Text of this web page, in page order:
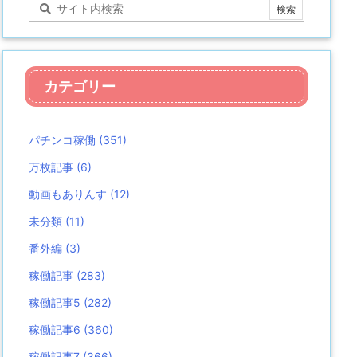
カテゴリー
パチンコ稼働 (351)
万枚記事 (6)
動画もありんす (12)
未分類 (11)
番外編 (3)
稼働記事 (283)
稼働記事5 (282)
稼働記事6 (360)